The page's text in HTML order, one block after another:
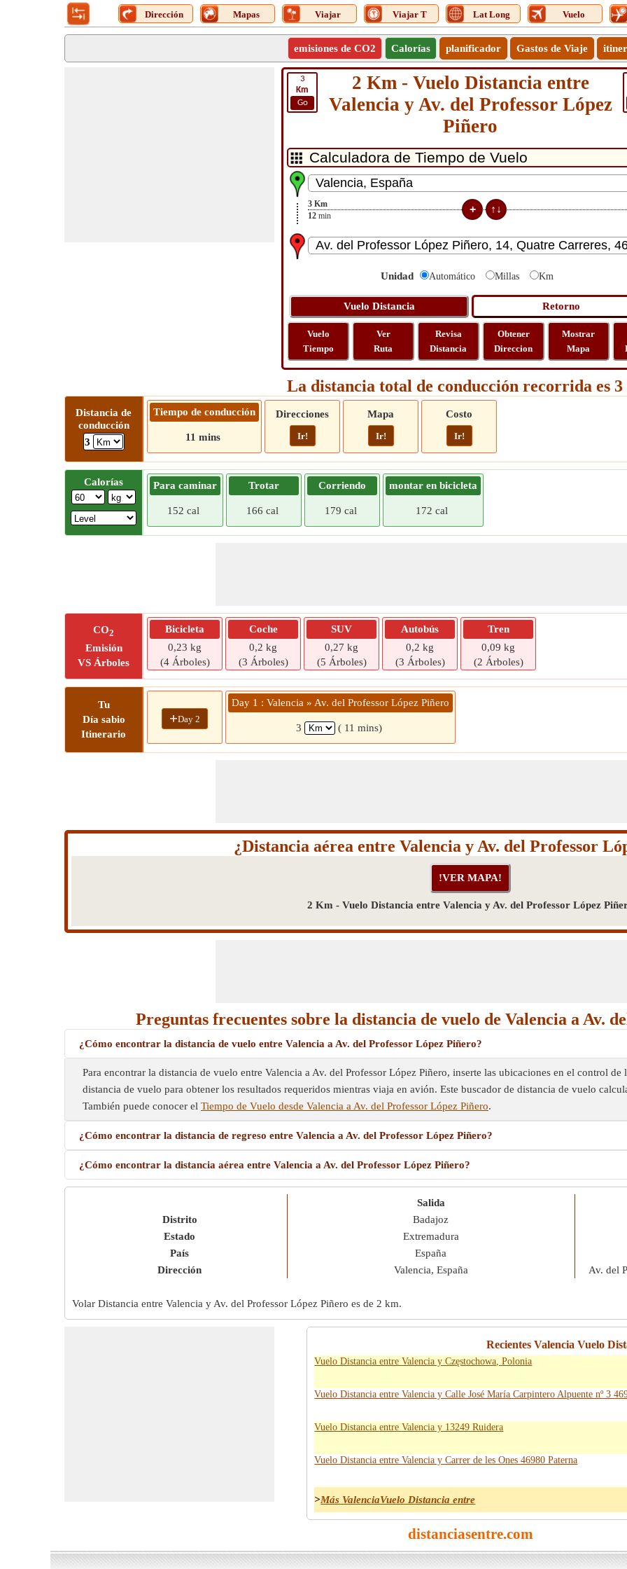
Dirección Mapas Viajar Viajar T Lat Long Vuelo
emisiones de CO2 Calorías planificador Gastos de Viaje
3
Km
Go
2 Km - Vuelo Distancia entre
Valencia y Av. del Professor López
Piñero
3 Km
12 min
Unidad Automático Millas Km
Vuelo
Tiempo
Ver
Ruta
Revisa
Distancia
Obtener
Direccion
Mostrar
Mapa
La distancia total de conducción recorrida es
Distancia de
conducción
3
Tiempo de conducción
11 mins
Direcciones
Ir!
Mapa
Ir!
Costo
Ir!
Calorías Para caminar
152 cal
Trotar
166 cal
Corriendo
179 cal
montar en bicicleta
172 cal
CO2
Emisión
VS Árboles
Bicicleta
0,23 kg
(4 Árboles)
Coche
0,2 kg
(3 Árboles)
SUV
0,27 kg
(5 Árboles)
Autobús
0,2 kg
(3 Árboles)
Tren
0,09 kg
(2 Árboles)
Tu
Día sabio
Itinerario
+Day 2
Day 1 : Valencia » Av. del Professor López Piñero
3 ( 11 mins)
¿Distancia aérea entre Valencia y Av. del Professor
2 Km - Vuelo Distancia entre Valencia y Av. del Professor López
Preguntas frecuentes sobre la distancia de vuelo de Valencia a Av.
¿Cómo encontrar la distancia de vuelo entre Valencia a Av. del Professor López Piñero?
Para encontrar la distancia de vuelo entre Valencia a Av. del Professor López Piñero, inserte las ubicaciones en el control
distancia de vuelo para obtener los resultados requeridos mientras viaja en avión. Este buscador de distancia de vuelo
También puede conocer el Tiempo de Vuelo desde Valencia a Av. del Professor López Piñero.
¿Cómo encontrar la distancia de regreso entre Valencia a Av. del Professor López Piñero?
¿Cómo encontrar la distancia aérea entre Valencia a Av. del Professor López Piñero?
Distrito
Estado
País
Dirección
Salida
Badajoz
Extremadura
España
Valencia, España
Av. del
Volar Distancia entre Valencia y Av. del Professor López Piñero es de 2 km.
Recientes Valencia Vuelo
Vuelo Distancia entre Valencia y Częstochowa, Polonia
Vuelo Distancia entre Valencia y Calle José María Carpintero Alpuente nº 3
Vuelo Distancia entre Valencia y 13249 Ruidera
Vuelo Distancia entre Valencia y Carrer de les Ones 46980 Paterna
>Más ValenciaVuelo Distancia entre
distanciasentre.com